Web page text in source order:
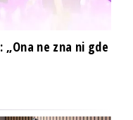
„Ona ne zna ni gde